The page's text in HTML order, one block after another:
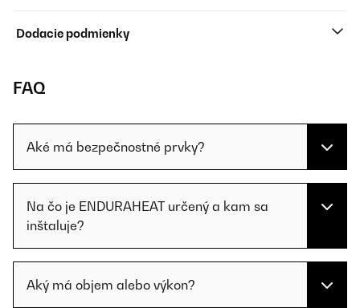
Dodacie podmienky
FAQ
Aké má bezpečnostné prvky?
Na čo je ENDURAHEAT určený a kam sa
inštaluje?
Aký má objem alebo výkon?